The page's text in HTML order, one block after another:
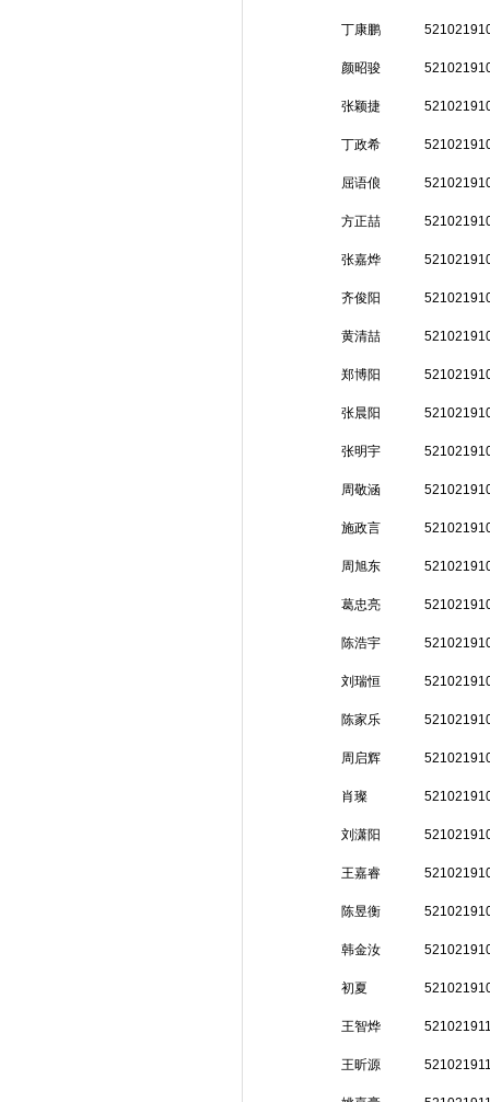
丁康鹏
颜昭骏
张颖捷
丁政希
屈语俍
方正喆
张嘉烨
齐俊阳
黄清喆
郑博阳
张晨阳
张明宇
周敬涵
施政言
周旭东
葛忠亮
陈浩宇
刘瑞恒
陈家乐
周启辉
肖璨
刘潇阳
王嘉睿
陈昱衡
韩金汝
初夏
王智烨
王昕源